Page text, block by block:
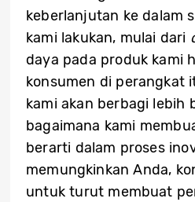
keberlanjutan ke dalam
kami lakukan, mulai dari
daya pada produk kami
konsumen di perangkat
kami akan berbagi lebih
bagaimana kami
berarti dalam proses
memungkinkan Anda,
untuk turut membuat